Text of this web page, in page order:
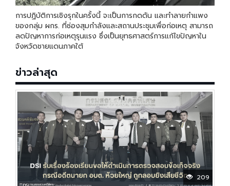
การปฏิบัติการเชิงรุกในครั้งนี้ จะเป็นการกดดัน และทำลายกำแพง
ของกลุ่ม ผกร. ที่ซ่องสุมกำลังและสถานประชุมเพื่อก่อเหตุ สามารถ
ลดปัญหาการก่อเหตุรุนแรง ซึ่งเป็นยุทธศาสตร์การแก้ไขปัญหาใน
จังหวัดชายแดนภาคใต้
ข่าวล่าสุด
209